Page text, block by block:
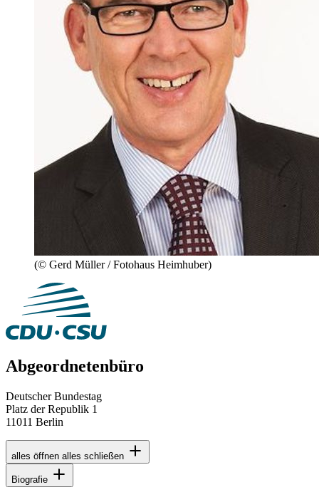
(© Gerd Müller / Fotohaus Heimhuber)
Abgeordnetenbüro
Deutscher Bundestag
Platz der Republik 1
11011 Berlin
alles öffnen alles schließen
Biografie